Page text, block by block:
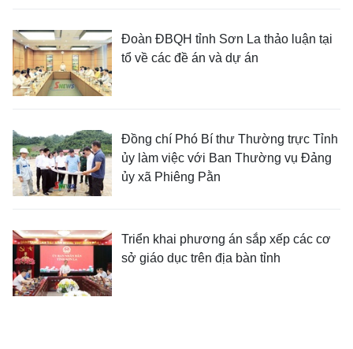
Đoàn ĐBQH tỉnh Sơn La thảo luận tại
tổ về các đề án và dự án
Đồng chí Phó Bí thư Thường trực Tỉnh
ủy làm việc với Ban Thường vụ Đảng
ủy xã Phiêng Pằn
Triển khai phương án sắp xếp các cơ
sở giáo dục trên địa bàn tỉnh